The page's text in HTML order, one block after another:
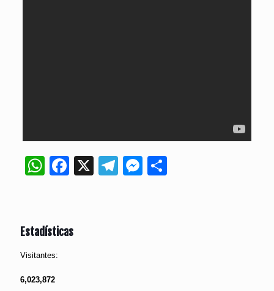
WhatsApp
Facebook
X Telegram
Messenger
Compartir
Estadísticas
Visitantes:
6,023,872